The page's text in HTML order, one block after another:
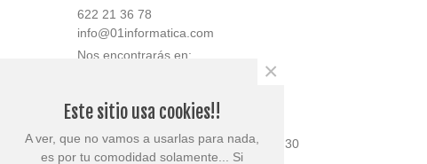
622 21 36 78
info@01informatica.com
Nos encontrarás en:
08780 Pallejà (Barcelona)
Tienda abierta en horario:
Lunes 9:30 a 13:30 y 15:30 a 18:30
Este sitio usa cookies!!
A ver, que no vamos a usarlas para nada,
es por tu comodidad solamente... Si
×